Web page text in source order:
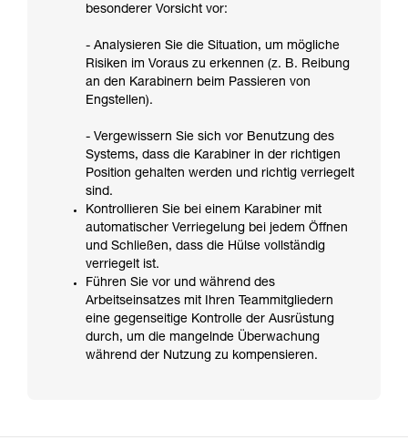
besonderer Vorsicht vor:
- Analysieren Sie die Situation, um mögliche
Risiken im Voraus zu erkennen (z. B. Reibung
an den Karabinern beim Passieren von
Engstellen).
- Vergewissern Sie sich vor Benutzung des
Systems, dass die Karabiner in der richtigen
Position gehalten werden und richtig verriegelt
sind.
Kontrollieren Sie bei einem Karabiner mit
automatischer Verriegelung bei jedem Öffnen
und Schließen, dass die Hülse vollständig
verriegelt ist.
Führen Sie vor und während des
Arbeitseinsatzes mit Ihren Teammitgliedern
eine gegenseitige Kontrolle der Ausrüstung
durch, um die mangelnde Überwachung
während der Nutzung zu kompensieren.